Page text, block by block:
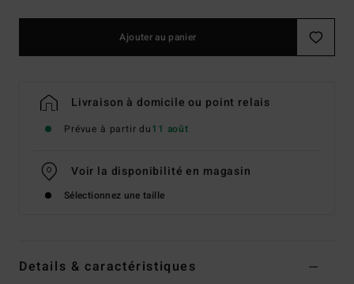
Ajouter au panier
Livraison à domicile ou point relais
Prévue à partir du11 août
Voir la disponibilité en magasin
Sélectionnez une taille
Details & caractéristiques